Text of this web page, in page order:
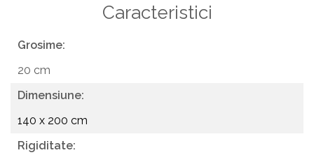
Caracteristici
Grosime:
20 cm
Dimensiune:
140 x 200 cm
Rigiditate: